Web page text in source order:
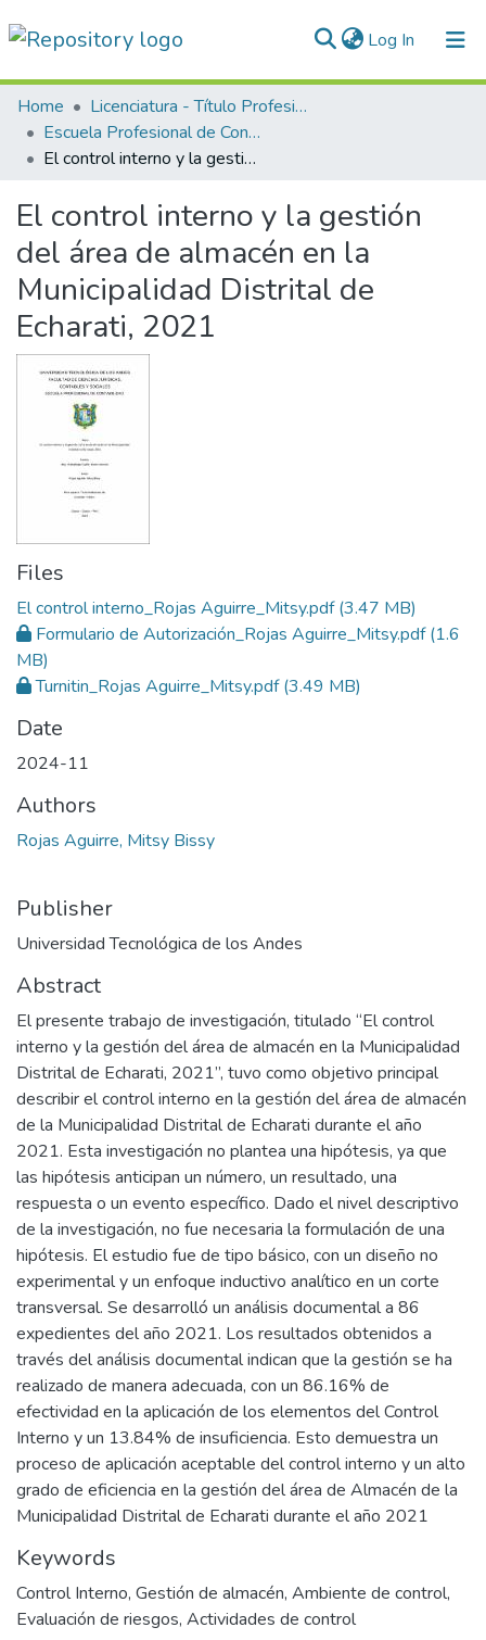
Log In (current)
Communities & Collections
All of DSpace
Normativas
Home
Licenciatura - Título Profesional
Escuela Profesional de Contabilidad
El control interno y la gestión del área de almacén en la Municipalidad Distrital de Echarati, 2021
El control interno y la gestión
del área de almacén en la
Municipalidad Distrital de
Echarati, 2021
Files
El control interno_Rojas Aguirre_Mitsy.pdf(3.47 MB)
Formulario de Autorización_Rojas Aguirre_Mitsy.pdf(1.6
MB)
Turnitin_Rojas Aguirre_Mitsy.pdf(3.49 MB)
Date
2024-11
Authors
Rojas Aguirre, Mitsy Bissy
Publisher
Universidad Tecnológica de los Andes
Abstract
El presente trabajo de investigación, titulado “El control
interno y la gestión del área de almacén en la Municipalidad
Distrital de Echarati, 2021”, tuvo como objetivo principal
describir el control interno en la gestión del área de almacén
de la Municipalidad Distrital de Echarati durante el año
2021. Esta investigación no plantea una hipótesis, ya que
las hipótesis anticipan un número, un resultado, una
respuesta o un evento específico. Dado el nivel descriptivo
de la investigación, no fue necesaria la formulación de una
hipótesis. El estudio fue de tipo básico, con un diseño no
experimental y un enfoque inductivo analítico en un corte
transversal. Se desarrolló un análisis documental a 86
expedientes del año 2021. Los resultados obtenidos a
través del análisis documental indican que la gestión se ha
realizado de manera adecuada, con un 86.16% de
efectividad en la aplicación de los elementos del Control
Interno y un 13.84% de insuficiencia. Esto demuestra un
proceso de aplicación aceptable del control interno y un alto
grado de eficiencia en la gestión del área de Almacén de la
Municipalidad Distrital de Echarati durante el año 2021
Keywords
Control Interno, Gestión de almacén, Ambiente de control,
Evaluación de riesgos, Actividades de control